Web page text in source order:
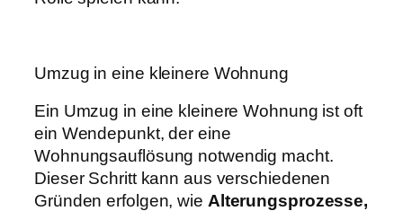
Umzug in eine kleinere Wohnung
Ein Umzug in eine kleinere Wohnung ist oft
ein Wendepunkt, der eine
Wohnungsauflösung notwendig macht.
Dieser Schritt kann aus verschiedenen
Gründen erfolgen, wie Alterungsprozesse,